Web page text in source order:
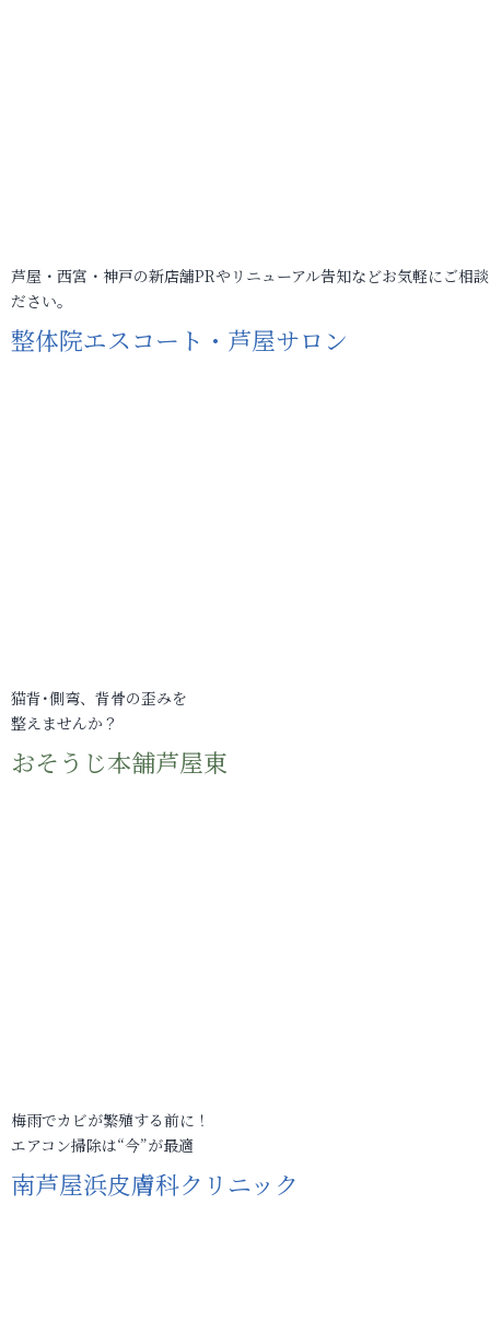
芦屋・西宮・神戸の新店舗PRやリニューアル告知などお気軽にご相
ださい。
整体院エスコート・芦屋サロン
猫背･側弯、背骨の歪みを
整えませんか？
おそうじ本舗芦屋東
梅雨でカビが繁殖する前に！
エアコン掃除は“今”が最適
南芦屋浜皮膚科クリニック